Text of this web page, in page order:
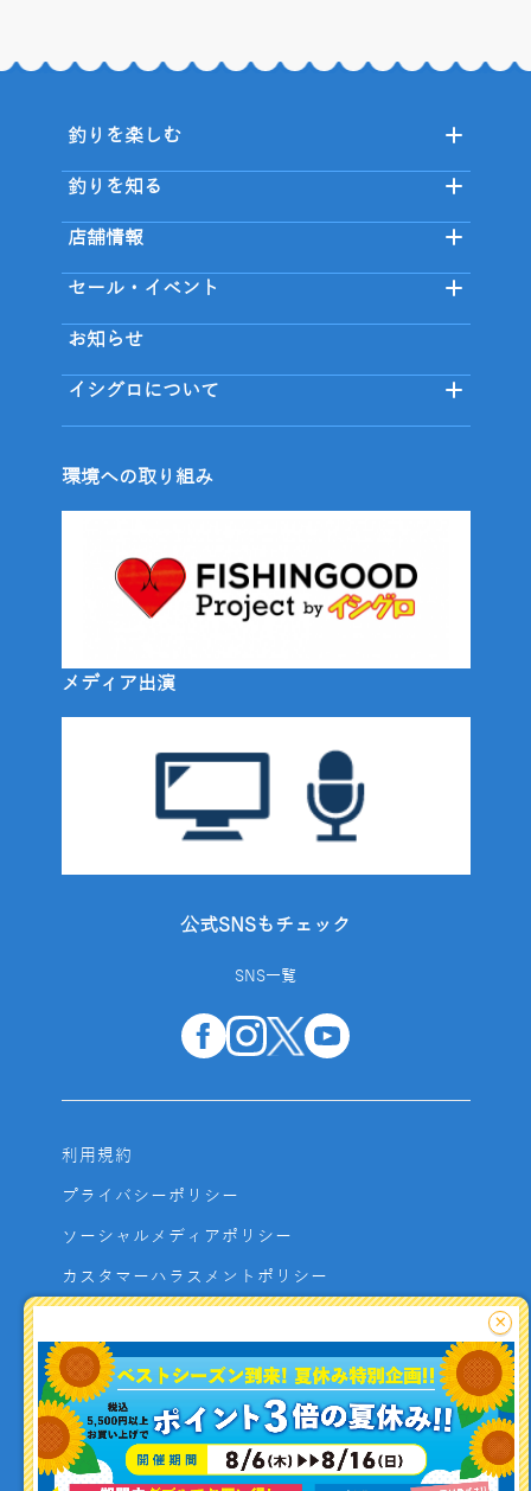
釣りを楽しむ
釣りを知る
店舗情報
セール・イベント
お知らせ
イシグロについて
環境への取り組み
メディア出演
公式SNSもチェック
SNS一覧
利用規約
プライバシーポリシー
ソーシャルメディアポリシー
カスタマーハラスメントポリシー
よくあるご質問
お問い合わせ
利用者資金の保全方法
×